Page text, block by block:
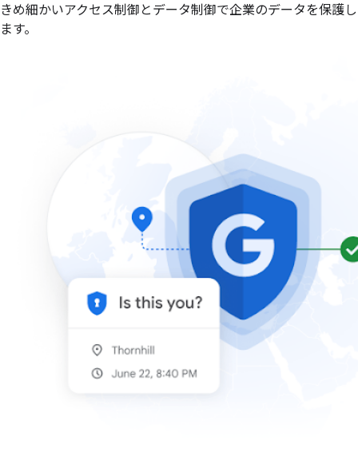
きめ細かいアクセス制御とデータ制御で企業のデータを保護し
ます。